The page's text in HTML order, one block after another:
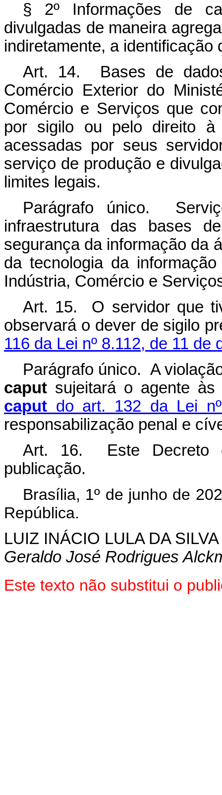
§ 2º Informações de
divulgadas de maneira
indiretamente, a identificação
Art. 14. Bases de
Comércio Exterior do
Comércio e Serviços que
por sigilo ou pelo direito à
acessadas por seus
serviço de produção e
limites legais.
Parágrafo único.
infraestrutura das bases
segurança da informação da
da tecnologia da
Indústria, Comércio e
Art. 15. O servidor que
observará o dever de sigilo
116 da Lei nº 8.112, de 11 de
Parágrafo único. A
caput sujeitará o agente
caput do art. 132 da Lei
responsabilização penal e
Art. 16. Este Decreto
publicação.
Brasília, 1º de junho de
República.
LUIZ INÁCIO LULA DA SILVA
Geraldo José Rodrigues
Este texto não substitui o